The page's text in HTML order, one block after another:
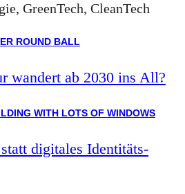
GreenTech, CleanTech
wandert ab 2030 ins All?
digitales Identitäts-